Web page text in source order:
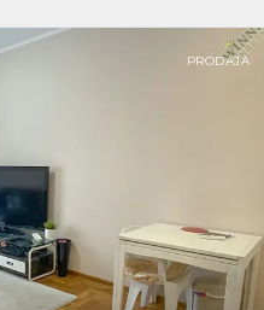
PRODAJA